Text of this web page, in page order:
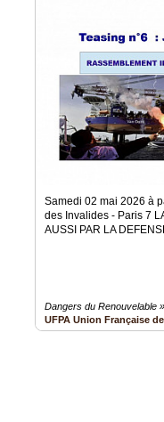
Samedi 02 mai 2026 à
des Invalides - Paris 7
AUSSI PAR LA
Dangers du Renouvelable
UFPA Union Française